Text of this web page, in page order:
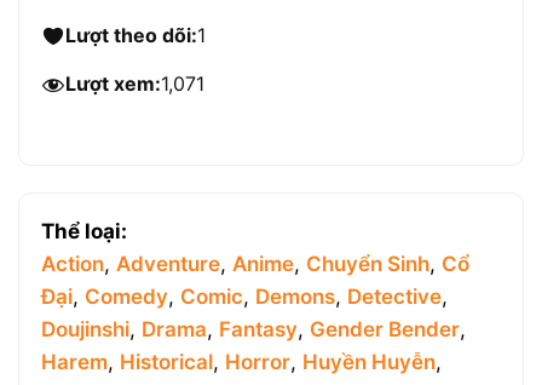
Lượt theo dõi:1
Lượt xem:1,071
Thể loại:
Action, Adventure, Anime, Chuyển Sinh, Cổ
Đại, Comedy, Comic, Demons, Detective,
Doujinshi, Drama, Fantasy, Gender Bender,
Harem, Historical, Horror, Huyền Huyễn,